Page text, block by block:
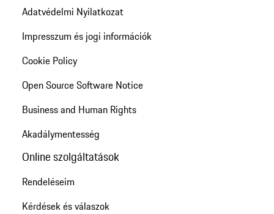
Adatvédelmi Nyilatkozat
Impresszum és jogi információk
Cookie Policy
Open Source Software Notice
Business and Human Rights
Akadálymentesség
Online szolgáltatások
Rendeléseim
Kérdések és válaszok